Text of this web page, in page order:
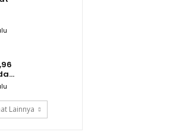
Lainnya